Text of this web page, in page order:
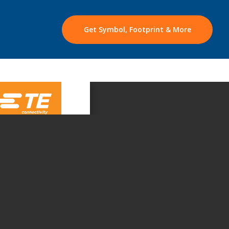
Get Symbol, Footprint & More